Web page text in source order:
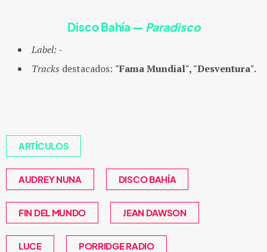
Disco Bahía — Paradisco
Label: -
Tracks destacados: "Fama Mundial", "Desventura".
ARTÍCULOS
AUDREY NUNA DISCO BAHÍA
FIN DEL MUNDO JEAN DAWSON
LUCE PORRIDGE RADIO